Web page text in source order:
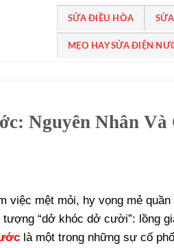
SỬA ĐIỀU HÒA
MẸO HAY SỬA ĐIỆN
Nguyên Nhân Và
việc mệt mỏi, hy vọng mẻ
tượng “dở khóc dở cười”: lồng
là một trong những sự cố